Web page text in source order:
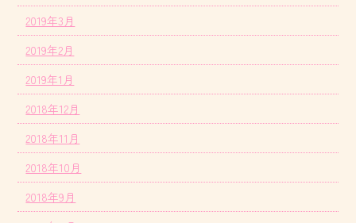
2019年3月
2019年2月
2019年1月
2018年12月
2018年11月
2018年10月
2018年9月